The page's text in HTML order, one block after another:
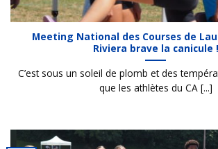
Meeting National des Courses de
Riviera brave la canicule !
C’est sous un soleil de plomb et des
que les athlètes du CA [...]